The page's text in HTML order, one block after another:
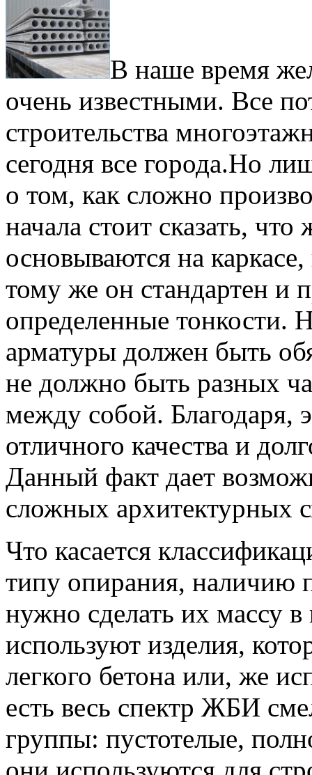
В наше время
очень известными. Все
строительства
сегодня все города.Но
о том, как сложно
начала стоит сказать,
основываются на
тому же он стандартен и
определенные тонкости.
арматуры должен быть
не должно быть разных
между собой. Благодаря,
отличного качества и
Данный факт дает
сложных архитектурных
Что касается
типу опирания, наличию
нужно сделать их массу в
используют изделия,
легкого бетона или, же
есть весь спектр ЖБИ
группы: пустотелые,